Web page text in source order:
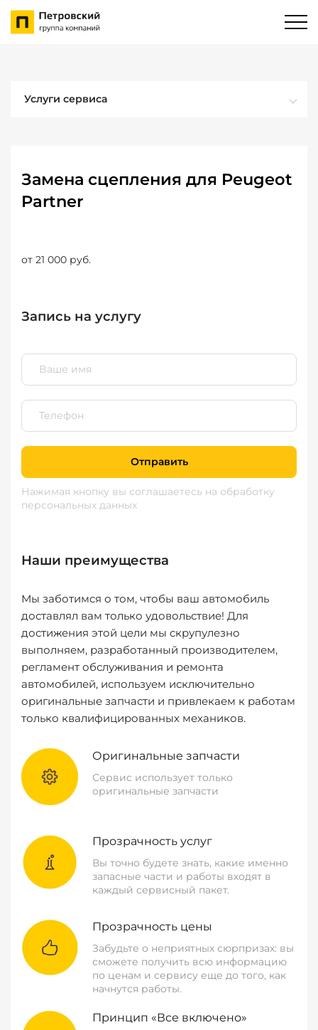
Услуги сервиса
Замена сцепления для Peugeot
Partner
от 21 000 руб.
Запись на услугу
Отправить
Нажимая кнопку вы соглашаетесь на обработку
персональных данных
Наши преимущества
Мы заботимся о том, чтобы ваш автомобиль
доставлял вам только удовольствие! Для
достижения этой цели мы скрупулезно
выполняем, разработанный производителем,
регламент обслуживания и ремонта
автомобилей, используем исключительно
оригинальные запчасти и привлекаем к работам
только квалифицированных механиков.
Оригинальные запчасти
Сервис использует только
оригинальные запчасти
Прозрачность услуг
Вы точно будете знать, какие именно
запасные части и работы входят в
каждый сервисный пакет.
Прозрачность цены
Забудьте о неприятных сюрпризах: вы
сможете получить всю информацию
по ценам и сервису еще до того, как
начнутся работы.
Принцип «Все включено»